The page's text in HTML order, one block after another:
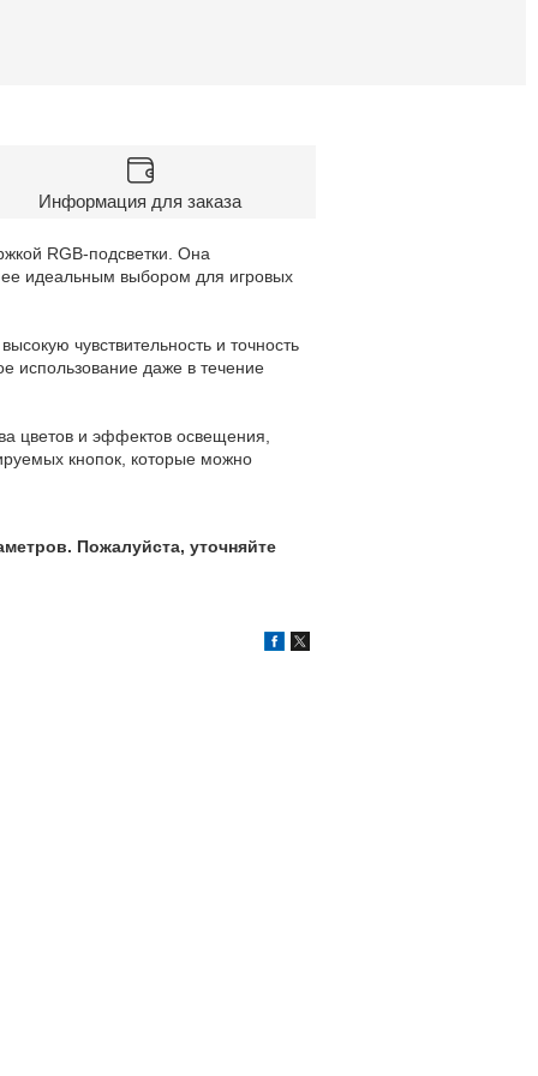
Информация для заказа
RGB-подсветки. Она
ее идеальным выбором для игровых
чувствительность и точность
использование даже в течение
цветов и эффектов освещения,
кнопок, которые можно
Пожалуйста, уточняйте